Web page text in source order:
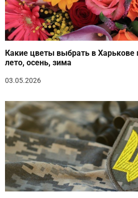
Какие цветы выбрать в Харькове
лето, осень, зима
03.05.2026